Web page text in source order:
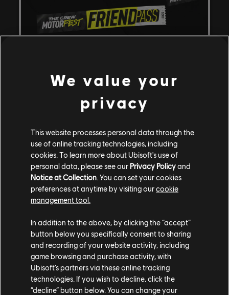
FREUNDE-PASS
Motorfest besitzt, bis zu drei Freunde pro Sitzung einladen.
Sie können dann über die Demo-Version das Spiel
kostenlos spielen, sogar über die 5-Stunden-Frist hinaus!
We value your
privacy
This website processes personal data through the
use of online tracking technologies, including
cookies. To learn more about Ubisoft's use of
personal data, please see our Privacy Policyand
Notice at Collection. You can set your cookies
preferences at anytime by visiting ourcookie
management tool.
In addition to the above, by clicking the “accept”
button below you specifically consent to sharing
and recording of your website activity, including
game browsing and purchase activity, with
Ubisoft’s partners via these online tracking
technologies. If you wish to decline, click the
“decline” button below. You can change your